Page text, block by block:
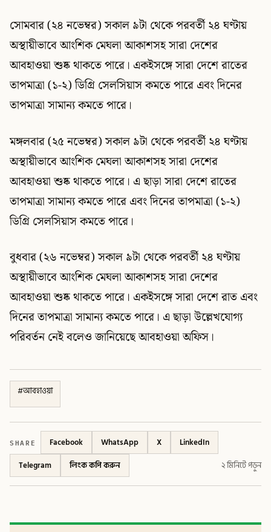
সোমবার (২৪ নভেম্বর) সকাল ৯টা থেকে পরবর্তী ২৪ ঘণ্টায়
অস্থায়ীভাবে আংশিক মেঘলা আকাশসহ সারা দেশের
আবহাওয়া শুষ্ক থাকতে পারে। একইসঙ্গে সারা দেশে রাতের
তাপমাত্রা (১-২) ডিগ্রি সেলসিয়াস কমতে পারে এবং দিনের
তাপমাত্রা সামান্য কমতে পারে।
মঙ্গলবার (২৫ নভেম্বর) সকাল ৯টা থেকে পরবর্তী ২৪ ঘণ্টায়
অস্থায়ীভাবে আংশিক মেঘলা আকাশসহ সারা দেশের
আবহাওয়া শুষ্ক থাকতে পারে। এ ছাড়া সারা দেশে রাতের
তাপমাত্রা সামান্য কমতে পারে এবং দিনের তাপমাত্রা (১-২)
ডিগ্রি সেলসিয়াস কমতে পারে।
বুধবার (২৬ নভেম্বর) সকাল ৯টা থেকে পরবর্তী ২৪ ঘণ্টায়
অস্থায়ীভাবে আংশিক মেঘলা আকাশসহ সারা দেশের
আবহাওয়া শুষ্ক থাকতে পারে। একইসঙ্গে সারা দেশে রাত এবং
দিনের তাপমাত্রা সামান্য কমতে পারে। এ ছাড়া উল্লেখযোগ্য
পরিবর্তন নেই বলেও জানিয়েছে আবহাওয়া অফিস।
#আবহাওয়া
SHARE Facebook WhatsApp X
LinkedIn
Telegram
লিংক কপি করুন ২ মিনিটে পড়ুন